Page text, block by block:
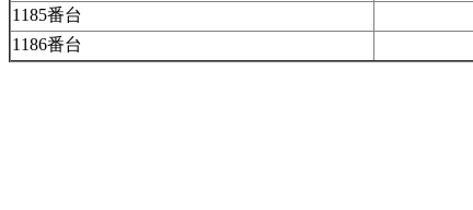
1185番台
1186番台